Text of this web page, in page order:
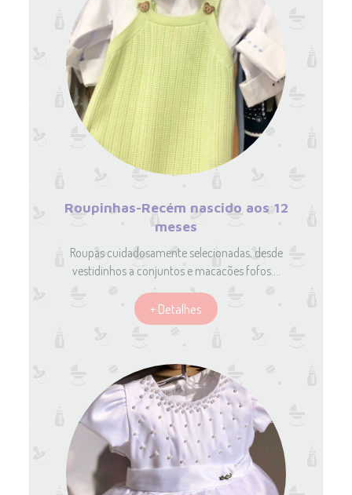
Roupinhas-Recém nascido aos 12
meses
Roupas cuidadosamente selecionadas, desde
vestidinhos a conjuntos e macacões fofos.…
+ Detalhes